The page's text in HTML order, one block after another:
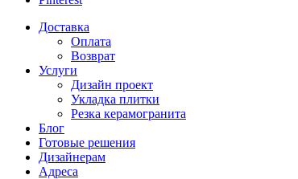
Доставка
Оплата
Возврат
Услуги
Дизайн проект
Укладка плитки
Резка керамогранита
Блог
Готовые решения
Дизайнерам
Адреса